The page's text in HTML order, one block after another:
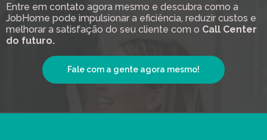
Entre em contato agora mesmo e descubra como a
JobHome pode impulsionar a eficiência, reduzir custos e
melhorar a satisfação do seu cliente com o Call Center
do futuro.
Fale com a gente agora mesmo!